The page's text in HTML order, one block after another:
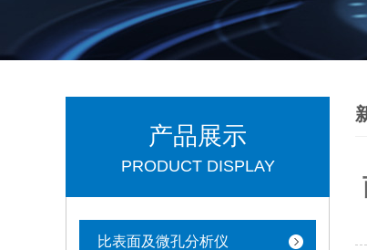
产品展示
PRODUCT DISPLAY
比表面及微孔分析仪